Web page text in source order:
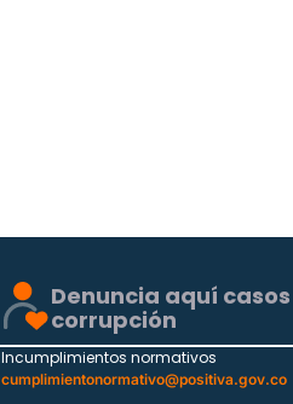
Denuncia aquí
corrupción
Incumplimientos normativos
cumplimientonormativo@positiva.gov.co